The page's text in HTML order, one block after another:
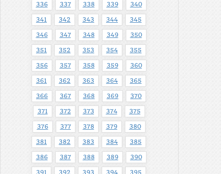
336 337 338 339 340
341 342 343 344 345
346 347 348 349 350
351 352 353 354 355
356 357 358 359 360
361 362 363 364 365
366 367 368 369 370
371 372 373 374 375
376 377 378 379 380
381 382 383 384 385
386 387 388 389 390
391 392 393 394 395